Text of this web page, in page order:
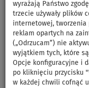
wyrażają Państwo
trzecie używały plików
internetowej,
reklam opartych na
(„Odrzucam”) nie
wyjątkiem tych, które
Opcje konfiguracyjne i
po kliknięciu przycisku
w każdej chwili cofnąć
rozmiar: 36
NASZ
WYBÓR
Previous